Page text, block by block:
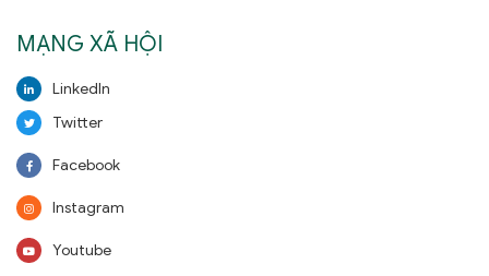
MẠNG XÃ HỘI
LinkedIn
Twitter
Facebook
Instagram
Youtube